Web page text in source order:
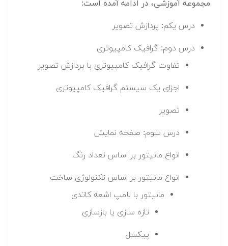
مجموعه آموزشی، در ادامه آمده است:
درس یکم: پردازش تصویر
درس دوم: گرافیک کامپیوتری
تفاوت گرافیک کامپیوتری با پردازش تصویر
اجزای یک سیستم گرافیک کامپیوتری
تصویر
درس سوم: صفحه نمایش
انواع مانیتور بر اساس تعداد رنگ
انواع مانیتور بر اساس تکنولوژی ساخت
مانیتور با لامپ اشعه کاتدی
تازه سازی یا بازسازی
پیکسل